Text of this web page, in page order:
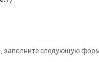
заполните следующую